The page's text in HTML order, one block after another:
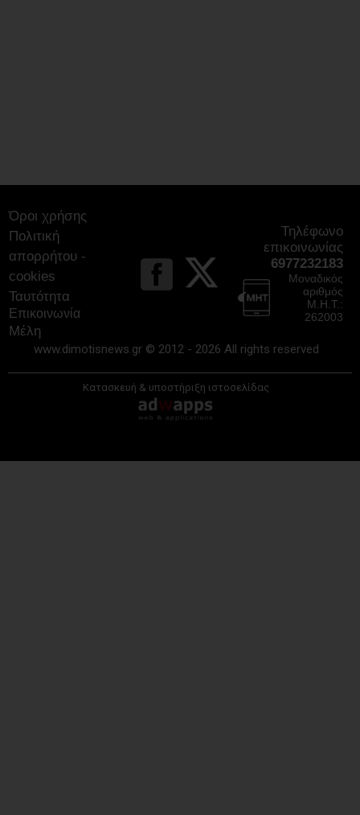
Όροι χρήσης
Πολιτική
απορρήτου -
cookies
Ταυτότητα
Επικοινωνία
Μέλη
Τηλέφωνο
επικοινωνίας
6977232183
Μοναδικός
αριθμός
Μ.Η.Τ.:
262003
www.dimotisnews.gr © 2012 - 2026 All rights reserved
Κατασκευή & υποστήριξη ιστοσελίδας